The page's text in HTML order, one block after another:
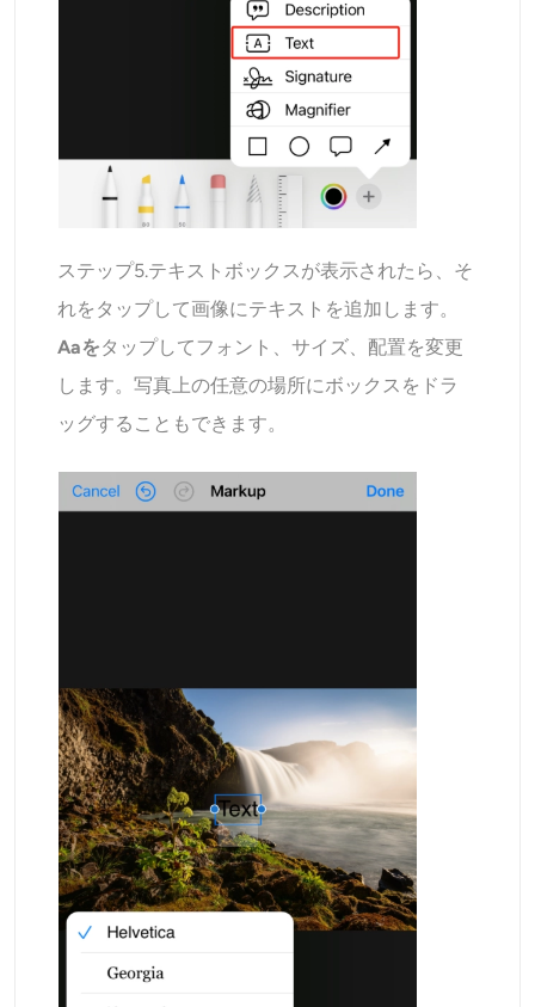
ステップ5.テキストボックスが表示されたら、そ
れをタップして画像にテキストを追加します。
Aaをタップしてフォント、サイズ、配置を変更
します。写真上の任意の場所にボックスをドラ
ッグすることもできます。